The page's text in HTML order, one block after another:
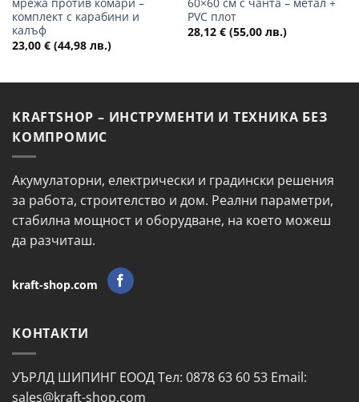
комплект с карабини и
калъф
23,00 € (44,98 лв.)
PVC плот
28,12 € (55,00 лв.)
KRAFTSHOP – ИНСТРУМЕНТИ И ТЕХНИКА БЕЗ
КОМПРОМИС
Акумулаторни, електрически и градински решения
за работа, строителство и дом. Реални параметри,
стабилна мощност и оборудване, на което можеш
да разчиташ.
kraft-shop.com
КОНТАКТИ
УЪРЛД ШИПИНГ ЕООД Тел: 0878 63 60 53 Email:
sales@kraft-shop.com